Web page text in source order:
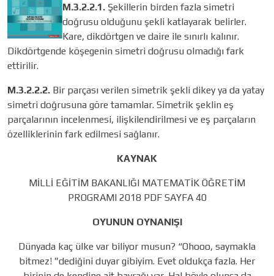
M.3.2.2.1.Şekillerin birden fazla simetri
doğrusu olduğunu şekli katlayarak belirler.
Kare, dikdörtgen ve daire ile sınırlı kalınır.
Dikdörtgende köşegenin simetri doğrusu olmadığı fark
ettirilir.
M.3.2.2.2. Bir parçası verilen simetrik şekli dikey ya da yatay
simetri doğrusuna göre tamamlar. Simetrik şeklin eş
parçalarının incelenmesi, ilişkilendirilmesi ve eş parçaların
özelliklerinin fark edilmesi sağlanır.
KAYNAK
MİLLİ EĞİTİM BAKANLIĞI MATEMATİK ÖĞRETİM
PROGRAMI 2018 PDF SAYFA 40
OYUNUN OYNANIŞI
Dünyada kaç ülke var biliyor musun? “Ohooo, saymakla
bitmez! ”dediğini duyar gibiyim. Evet oldukça fazla. Her